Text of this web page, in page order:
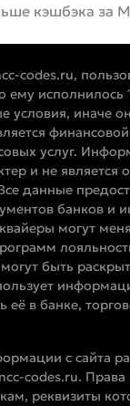
кэшбэка за
codes.ru,
ему исполнилось
условия, иначе
услуг.
и не является
данные
банков и
могут
быть
её в банке,
с сайта
codes.ru.
реквизиты